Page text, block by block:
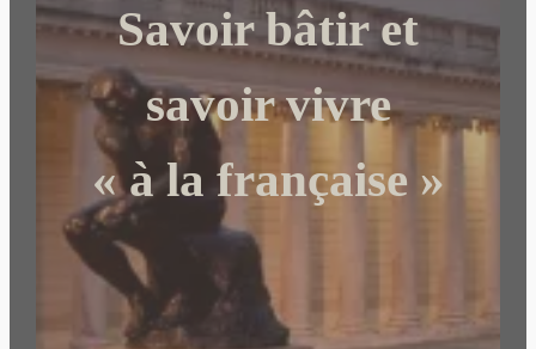
h
r
Savoir bâtir et
savoir vivre
« à la française »